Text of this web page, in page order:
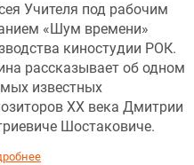
Учителя под рабочим
«Шум времени»
киностудии РОК.
рассказывает об одном
известных
XX века Дмитрии
Шостаковиче.